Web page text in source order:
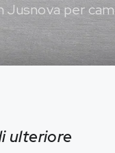
per
ulteriore